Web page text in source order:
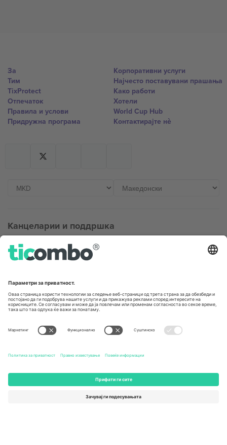
За
Тим
TixProtect
Отпечаток
Правила и услови
Придружна програма
Корпоративни услуги
Најчесто поставувани прашања
Како работи
Хотели
World Cup Hub
Контактирајте нѐ
Канцеларии и поддршка
Germany
Unter den Linden 24, 10117
United States
Newark, Delaware 19713, United
Switzerland
Engelberg, Switzerland
Regus Sofia City West, bul
Totleben 53-55, 1606 Sofia,
UAE Dubai Silicon Oasis, DDP
Building A1, Office 302, Dubai,
United Arab Emirates